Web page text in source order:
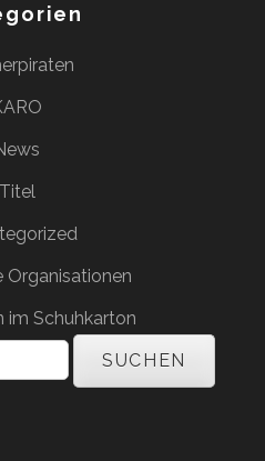
Titel
im Schuhkarton